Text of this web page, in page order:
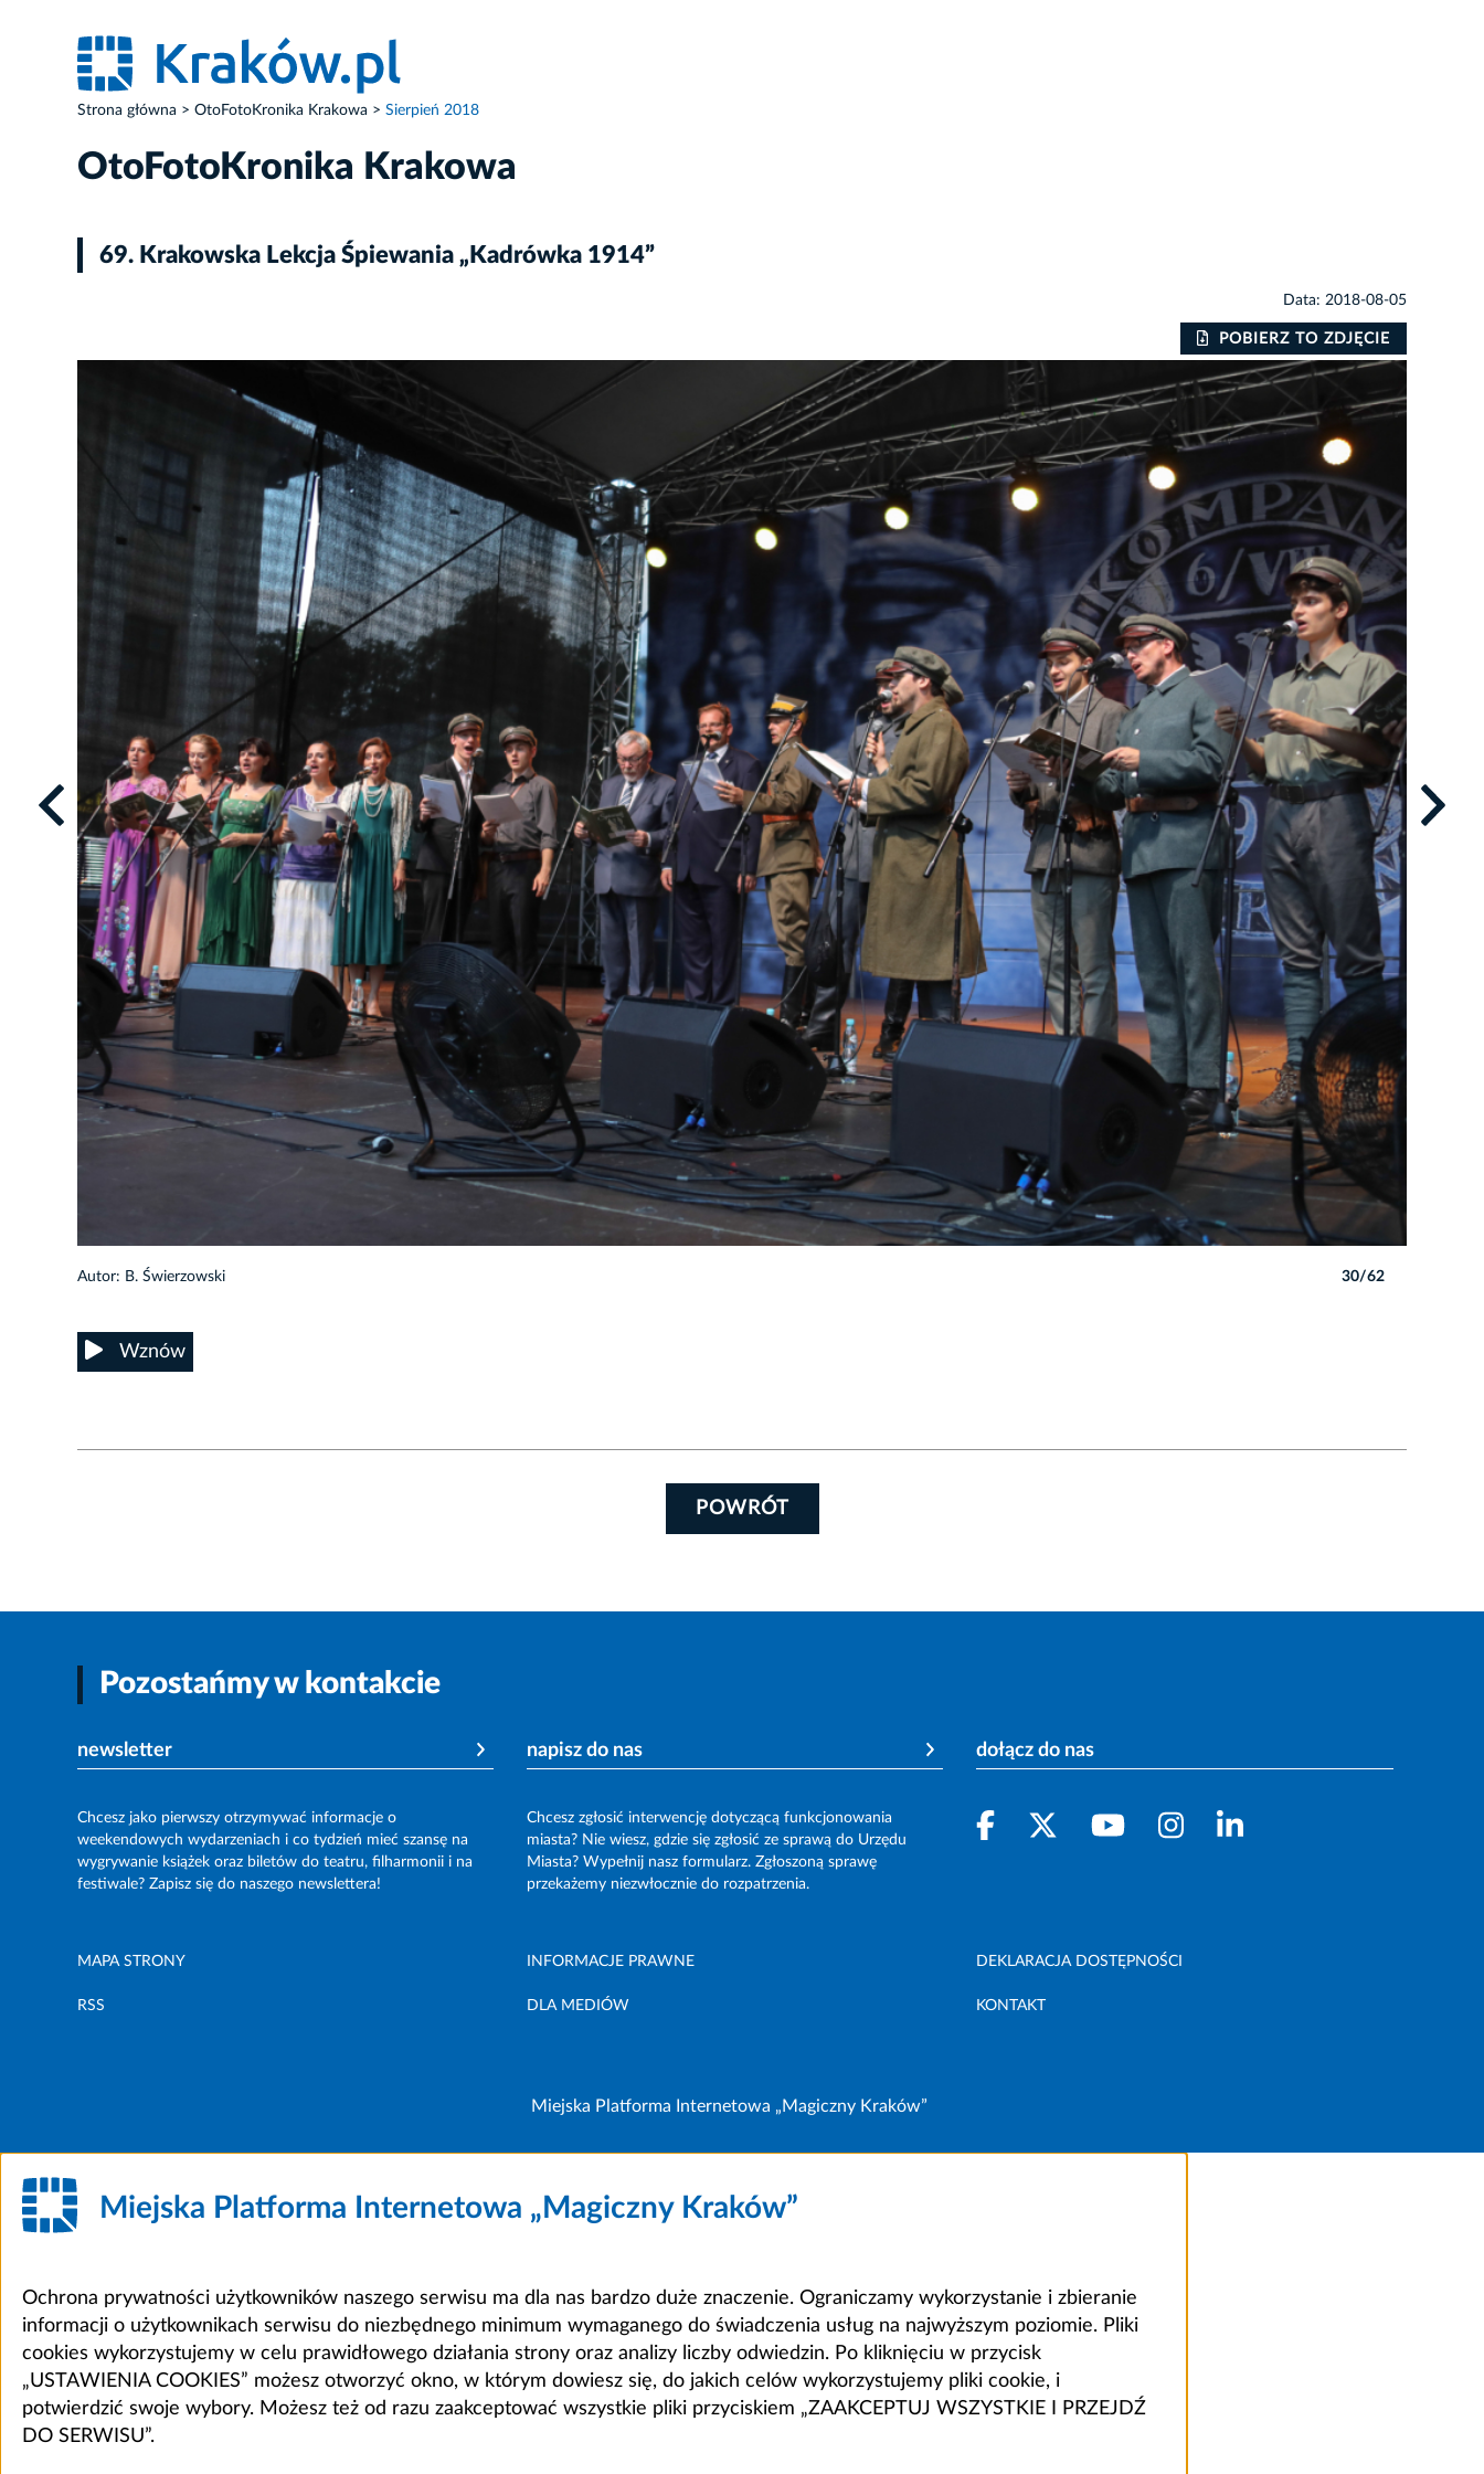
Strona główna OtoFotoKronika Krakowa Sierpień 2018
OtoFotoKronika Krakowa
69. Krakowska Lekcja Śpiewania „Kadrówka 1914”
Data: 2018-08-05
POBIERZ TO ZDJĘCIE
Autor: B. Świerzowski 30/62
Wznów
POWRÓT
Pozostańmy w kontakcie
newsletter
Chcesz jako pierwszy otrzymywać informacje o
weekendowych wydarzeniach i co tydzień mieć szansę na
wygrywanie książek oraz biletów do teatru, filharmonii i na
festiwale? Zapisz się do naszego newslettera!
napisz do nas
Chcesz zgłosić interwencję dotyczącą funkcjonowania
miasta? Nie wiesz, gdzie się zgłosić ze sprawą do Urzędu
Miasta? Wypełnij nasz formularz. Zgłoszoną sprawę
przekażemy niezwłocznie do rozpatrzenia.
dołącz do nas
MAPA STRONY INFORMACJE PRAWNE DEKLARACJA DOSTĘPNOŚCI
RSS DLA MEDIÓW KONTAKT
Miejska Platforma Internetowa „Magiczny Kraków”
Miejska Platforma Internetowa „Magiczny Kraków”
Ochrona prywatności użytkowników naszego serwisu ma dla nas bardzo duże znaczenie. Ograniczamy wykorzystanie i zbieranie
informacji o użytkownikach serwisu do niezbędnego minimum wymaganego do świadczenia usług na najwyższym poziomie. Pliki
cookies wykorzystujemy w celu prawidłowego działania strony oraz analizy liczby odwiedzin. Po kliknięciu w przycisk
„USTAWIENIA COOKIES” możesz otworzyć okno, w którym dowiesz się, do jakich celów wykorzystujemy pliki cookie, i
potwierdzić swoje wybory. Możesz też od razu zaakceptować wszystkie pliki przyciskiem „ZAAKCEPTUJ WSZYSTKIE I PRZEJDŹ
DO SERWISU”.